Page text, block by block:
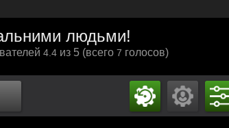
людьми!
4.4 из 5 (всего7 голосов)